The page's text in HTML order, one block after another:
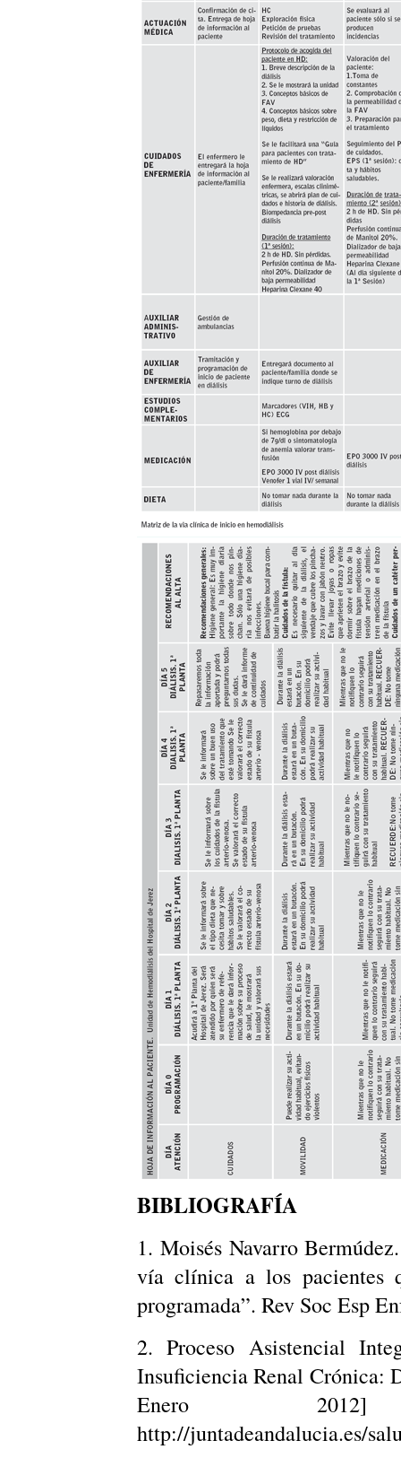
BIBLIOGRAFÍA
1. Moisés Navarro
vía clínica a los pacientes
programada”. Rev Soc Esp
2. Proceso Asistencial
Insuficiencia Renal Crónica:
Enero
http://juntadeandalucia.es/